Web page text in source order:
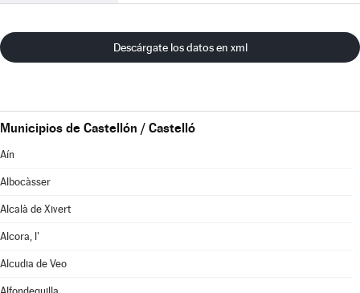
Descárgate los datos en xml
Municipios de Castellón / Castelló
Aín
Albocàsser
Alcalà de Xivert
Alcora, l'
Alcudia de Veo